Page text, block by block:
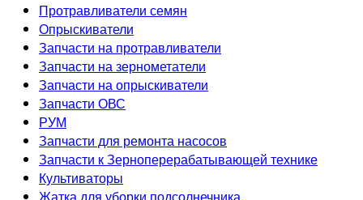
Протравливатели семян
Опрыскиватели
Запчасти на протравливатели
Запчасти на зернометатели
Запчасти на опрыскиватели
Запчасти ОВС
РУМ
Запчасти для ремонта насосов
Запчасти к Зерноперерабатывающей технике
Культиваторы